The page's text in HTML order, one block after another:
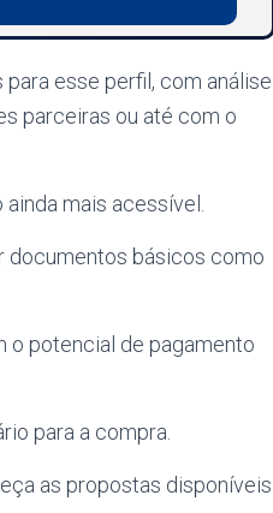
esse perfil, com análise
parceiras ou até com o
mais acessível.
documentos básicos como
o potencial de pagamento
para a compra.
as propostas disponíveis